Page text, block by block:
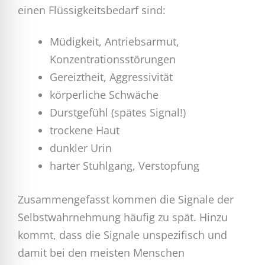
einen Flüssigkeitsbedarf sind:
Müdigkeit, Antriebsarmut,
Konzentrationsstörungen
Gereiztheit, Aggressivität
körperliche Schwäche
Durstgefühl (spätes Signal!)
trockene Haut
dunkler Urin
harter Stuhlgang, Verstopfung
Zusammengefasst kommen die Signale der
Selbstwahrnehmung häufig zu spät. Hinzu
kommt, dass die Signale unspezifisch und
damit bei den meisten Menschen